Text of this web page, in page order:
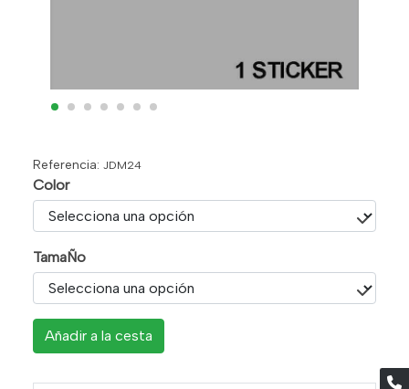
Referencia: JDM24
Color
TamaÑo
Añadir a la cesta